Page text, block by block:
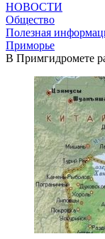
НОВОСТИ
Общество
Полезная
Приморье
В Примгидромете